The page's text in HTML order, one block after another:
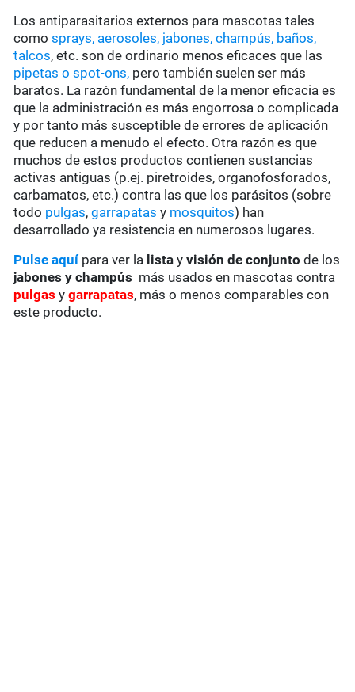
Los antiparasitarios externos para mascotas tales
comosprays, aerosoles, jabones, champús, baños,
talcos, etc. son de ordinario menos eficaces que las
pipetas o spot-ons, pero también suelen ser más
baratos. La razón fundamental de la menor eficacia es
que la administración es más engorrosa o complicada
y por tanto más susceptible de errores de aplicación
que reducen a menudo el efecto. Otra razón es que
muchos de estos productos contienen sustancias
activas antiguas (p.ej. piretroides, organofosforados,
carbamatos, etc.) contra las que los parásitos (sobre
todo pulgas,garrapatas y mosquitos) han
desarrollado ya resistencia en numerosos lugares.
Pulse aquípara ver la lista yvisión de conjunto de los
jabones y champús más usados en mascotas contra
pulgas ygarrapatas, más o menos comparables con
este producto.